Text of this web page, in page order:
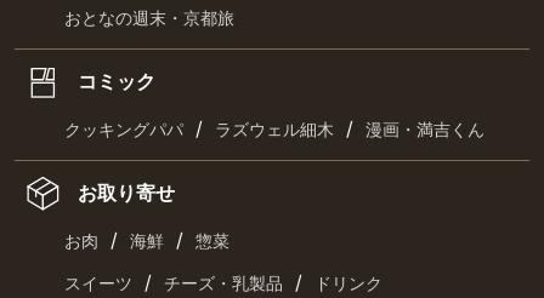
おとなの週末・京都旅
コミック
クッキングパパ / ラズウェル細木 / 漫画・満吉くん
お取り寄せ
お肉 / 海鮮 / 惣菜
スイーツ / チーズ・乳製品 / ドリンク